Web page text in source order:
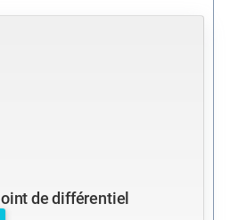
de différentiel